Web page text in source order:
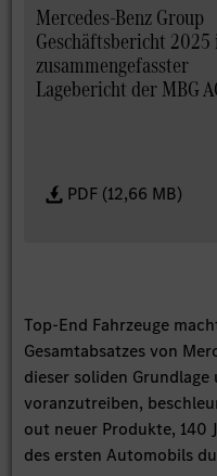
Mercedes-Benz Group
Geschäftsbericht
zusammengefasster
Lagebericht der MBG
PDF (12,66 MB)
Top-End Fahrzeuge
Gesamtabsatzes von
dieser soliden
voranzutreiben,
out neuer Produkte, 140
des ersten Automobils